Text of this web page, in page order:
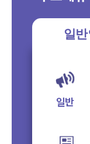
일반
일반